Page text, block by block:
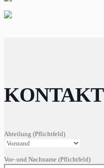
KONTAKT
Abteilung (Pflichtfeld)
Vor- und Nachname (Pflichtfeld)